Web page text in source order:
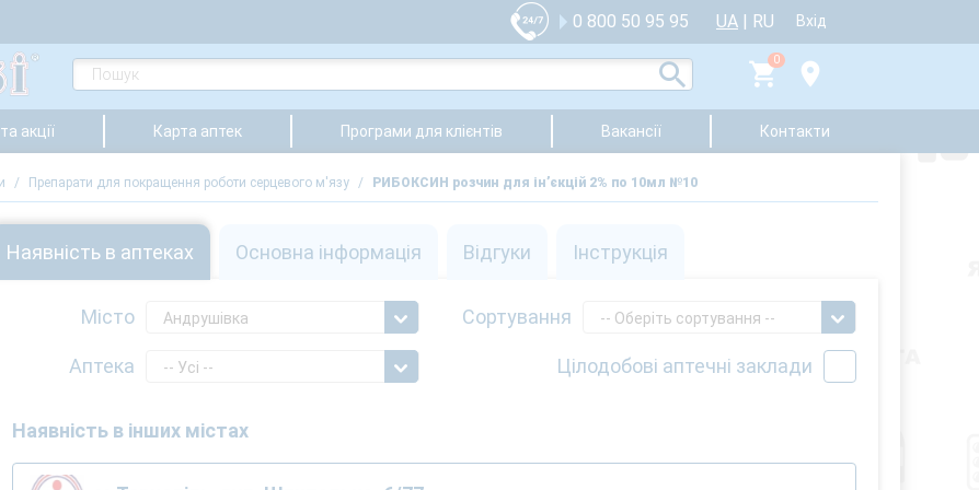
0 800 50 95 95 UA | RU Вхід
0
акції Карта аптек Програми для клієнтів Вакансії Контакти
/ Препарати для покращення роботи серцевого м'язу / РИБОКСИН розчин для ін’єкцій 2% по 10мл №10
Наявність в аптеках Основна інформація Відгуки Інструкція
Місто Андрушівка
Аптека -- Усі --
Сортування -- Оберіть сортування --
Цілодобові аптечні заклади
Наявність в інших містах